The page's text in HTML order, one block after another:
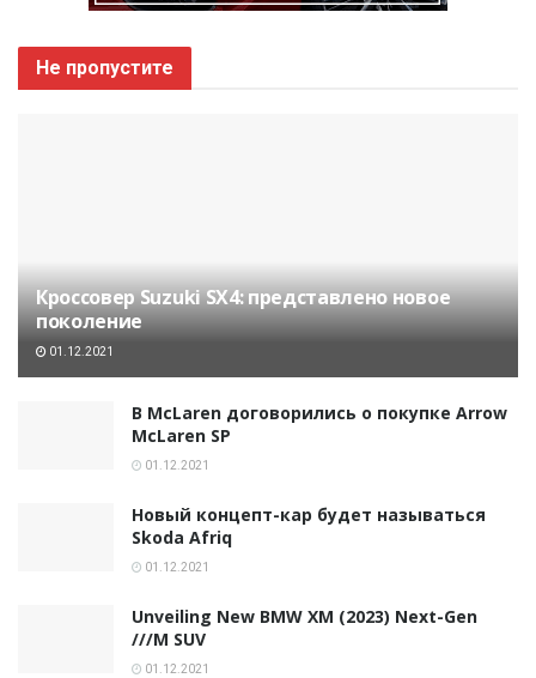
Не пропустите
Кроссовер Suzuki SX4: представлено новое
поколение
01.12.2021
В McLaren договорились о покупке Arrow
McLaren SP
01.12.2021
Новый концепт-кар будет называться
Skoda Afriq
01.12.2021
Unveiling New BMW XM (2023) Next-Gen
///M SUV
01.12.2021